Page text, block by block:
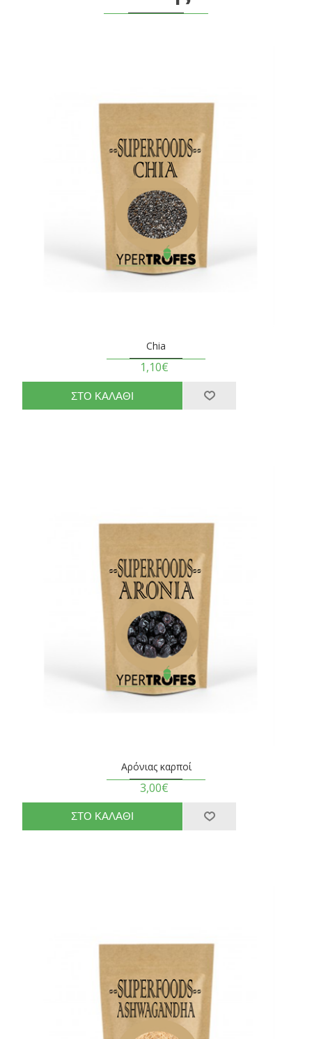
Chia
1,10€
Αρόνιας καρποί
3,00€